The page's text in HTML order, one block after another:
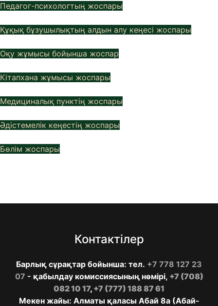
Педагог-психологтың жоспары
Құқық бұзушылықтың алдын алу кеңесі жоспары
Оқу жұмысы бойынша жоспар
Кітапхана жұмысы жоспары
Медициналық пунктің жоспары
Әдістемелік кеңестің жоспары
Бөлім жоспары
Контактілер
Барлық сұрақтар бойынша: тел. +7 778 127 23
07 - қабылдау комиссиясының нөмірі, +7 (708)
082 10 17, +7 (777) 188 87 61
Мекен жайы: Алматы қаласы Абай 8а (Абай-